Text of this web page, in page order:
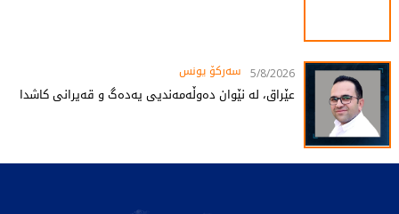
5/8/2026 سەرکۆ یونس
عێراق، لە نێوان دەوڵەمەندیی یەدەگ و قەیرانی کاشدا